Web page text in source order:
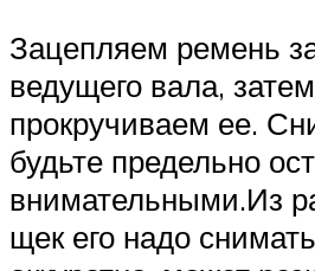
Зацепляем ремень
ведущего вала, затем
прокручиваем ее.
будьте предельно
внимательными.Из
щек его надо